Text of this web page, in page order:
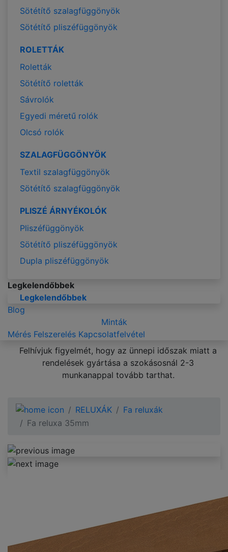
Sötétítő szalagfüggönyök
Sötétítő pliszéfüggönyök
ROLETTÁK
Roletták
Sötétítő roletták
Sávrolók
Egyedi méretű rolók
Olcsó rolók
SZALAGFÜGGÖNYÖK
Textil szalagfüggönyök
Sötétítő szalagfüggönyök
PLISZÉ ÁRNYÉKOLÓK
Pliszéfüggönyök
Sötétítő pliszéfüggönyök
Dupla pliszéfüggönyök
Legkelendőbbek
Legkelendőbbek
Blog
Minták
Mérés Felszerelés Kapcsolatfelvétel
Felhívjuk figyelmét, hogy az ünnepi időszak miatt a
rendelések gyártása a szokásosnál 2-3
munkanappal tovább tarthat.
RELUXÁK
Fa reluxák
Fa reluxa 35mm